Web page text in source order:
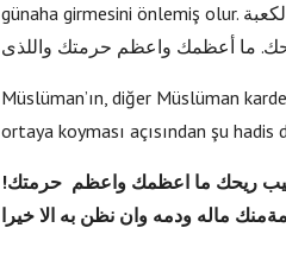
günaha girmesini önlemiş olur.
ما أعظمك واعظم حرمتك واللذى
Müslüman’ın, diğer Müslüman
ortaya koyması açısından şu hadis
ريحك ما اعظمك واعظم حرمتك!
ماله ودمه وان نظن به الا خيرا